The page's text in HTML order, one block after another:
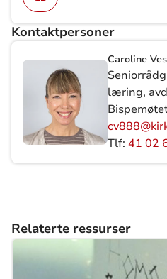
Kontaktpersoner
Caroline
læring,
Tlf: 41 02
Relaterte ressurser